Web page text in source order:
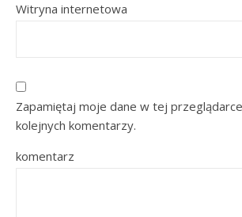
Witryna internetowa
Zapamiętaj moje dane w tej
kolejnych komentarzy.
komentarz